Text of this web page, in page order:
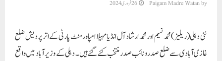
by
Paigam Madre Watan 26 فروری 2024
نئی دہلی (ریلیز )محمد نسیم اور محمد ارشاد آل انڈیا مہیلا امپاورمنٹ پارٹی کے اتر پردیش ضلع
غازی آبادی سے ضلع صدر و نائب صدر منتخب کئے گئے ہیں۔ دہلی کے وزیر آباد میں واقع